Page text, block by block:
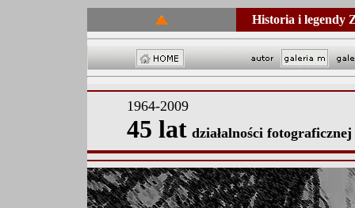
Historia i legendy
1964-2009
45 lat działalności fotograficznej